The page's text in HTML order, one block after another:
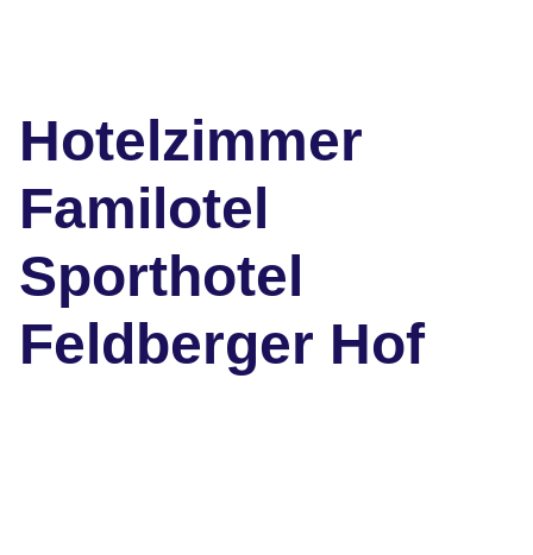
Hotelzimmer
Familotel
Sporthotel
Feldberger Hof